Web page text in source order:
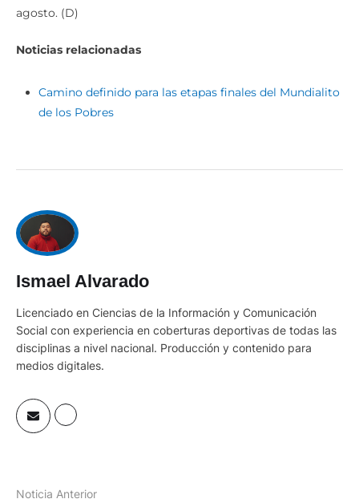
agosto. (D)
Noticias relacionadas
Camino definido para las etapas finales del Mundialito
de los Pobres
Ismael Alvarado
Licenciado en Ciencias de la Información y Comunicación
Social con experiencia en coberturas deportivas de todas las
disciplinas a nivel nacional. Producción y contenido para
medios digitales.
Noticia Anterior